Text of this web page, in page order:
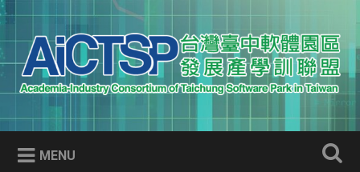
Skip
to
content
Search
AICTSP 台灣臺中軟體園區發展
產學訓聯盟
Academia-Industry Consortium of Taichung Software Park
in Taiwan
MENU